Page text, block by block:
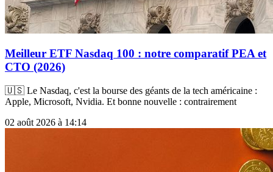
Meilleur ETF Nasdaq 100 : notre comparatif PEA et
CTO (2026)
🇺🇸 Le Nasdaq, c'est la bourse des géants de la tech américaine :
Apple, Microsoft, Nvidia. Et bonne nouvelle : contrairement
02 août 2026 à 14:14